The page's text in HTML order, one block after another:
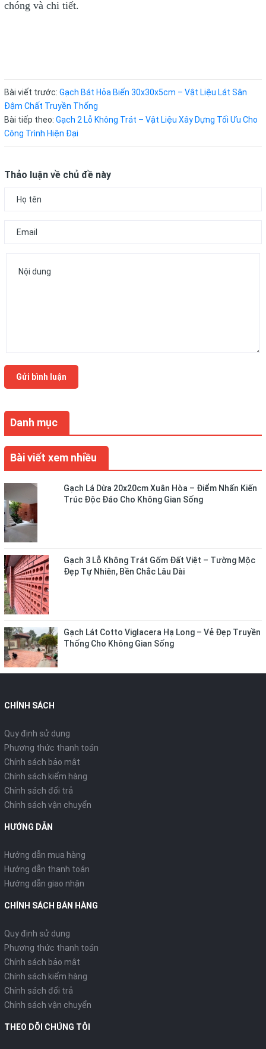
Danh mục
Bài viết xem nhiều
Gạch Lá Dừa 20x20cm Xuân Hòa – Điểm Nhấn Kiến
Trúc Độc Đáo Cho Không Gian Sống
Gạch 3 Lỗ Không Trát Gốm Đất Việt – Tường Mộc
Đẹp Tự Nhiên, Bền Chắc Lâu Dài
Gạch Lát Cotto Viglacera Hạ Long – Vẻ Đẹp Truyền
Thống Cho Không Gian Sống
chóng và chi tiết.
Bài viết trước: Gạch Bát Hỏa Biến 30x30x5cm – Vật Liệu Lát Sân
Đậm Chất Truyền Thống
Bài tiếp theo: Gạch 2 Lỗ Không Trát – Vật Liệu Xây Dựng Tối Ưu Cho
Công Trình Hiện Đại
Thảo luận về chủ đề này
Gửi bình luận
CHÍNH SÁCH
Quy định sử dụng
Phương thức thanh toán
Chính sách bảo mật
Chính sách kiểm hàng
Chính sách đổi trả
Chính sách vận chuyển
HƯỚNG DẪN
Hướng dẫn mua hàng
Hướng dẫn thanh toán
Hướng dẫn giao nhận
CHÍNH SÁCH BÁN HÀNG
Quy định sử dụng
Phương thức thanh toán
Chính sách bảo mật
Chính sách kiểm hàng
Chính sách đổi trả
Chính sách vận chuyển
THEO DÕI CHÚNG TÔI